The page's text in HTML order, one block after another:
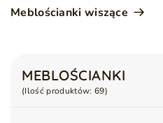
Meblościanki wiszące
MEBLOŚCIANKI
(Ilość produktów: 69)